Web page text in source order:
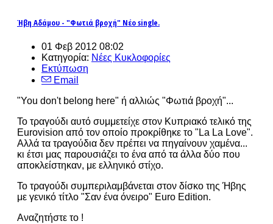
Ήβη Αδάμου - "Φωτιά βροχή" Νέο single.
01 Φεβ 2012 08:02
Κατηγορία: Νέες Κυκλοφορίες
Εκτύπωση
Email
"You don't belong here" ή αλλιώς "Φωτιά βροχή"...
Το τραγούδι αυτό συμμετείχε στον Κυπριακό τελικό της
Eurovision από τον οποίο προκρίθηκε το "La La Love".
Αλλά τα τραγούδια δεν πρέπει να πηγαίνουν χαμένα...
κι έτσι μας παρουσιάζει το ένα από τα άλλα δύο που
αποκλείστηκαν, με ελληνικό στίχο.
Το τραγούδι συμπεριλαμβάνεται στον δίσκο της Ήβης
με γενικό τίτλο "Σαν ένα όνειρο" Euro Edition.
Αναζητήστε το !